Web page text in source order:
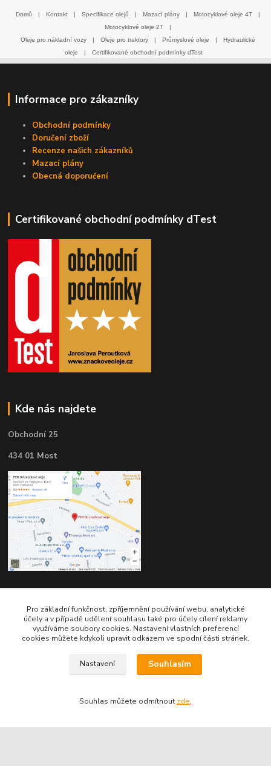
Domů Kontakt Specifikace olejů Mazací plány Motocyklové oleje 4T
Motocyklové oleje 2T
Oleje pro nákladní vozy
Oleje pro traktory Průmyslové oleje
Hydraulické
oleje
Certifikované obchodní podmínky dTest
Informace pro zákazníky
Obchodní podmínky
Doručení zboží
Recenze našich zákazníků
Mazací plány
Obecná doporučení
Certifikované obchodní podmínky dTest
Kde nás najdete
Obchodní 25
434 01 Most
Kontakty
Pro základní funkčnost, zpříjemnění používání webu, analytické
účely a v případě udělení souhlasu také pro účely cílení reklamy
využíváme soubory cookies. Nastavení vlastních preferencí
cookies můžete kdykoli upravit odkazem ve spodní části stránek.
Nastavení Souhlasím
Souhlas můžete odmítnout zde.